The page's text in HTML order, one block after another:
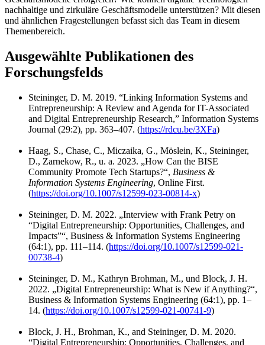
nachhaltige und zirkuläre Geschäftsmodelle unterstützen? Mit diesen
und ähnlichen Fragestellungen befasst sich das Team in diesem
Themenbereich.
Ausgewählte Publikationen des
Forschungsfelds
Steininger, D. M. 2019. “Linking Information Systems and
Entrepreneurship: A Review and Agenda for IT-Associated
and Digital Entrepreneurship Research,” Information Systems
Journal (29:2), pp. 363–407. (https://rdcu.be/3XFa)
Haag, S., Chase, C., Miczaika, G., Möslein, K., Steininger,
D., Zarnekow, R., u. a. 2023. „How Can the BISE
Community Promote Tech Startups?“, Business &
Information Systems Engineering, Online First.
(https://doi.org/10.1007/s12599-023-00814-x)
Steininger, D. M. 2022. „Interview with Frank Petry on
“Digital Entrepreneurship: Opportunities, Challenges, and
Impacts”“, Business & Information Systems Engineering
(64:1), pp. 111–114. (https://doi.org/10.1007/s12599-021-
00738-4)
Steininger, D. M., Kathryn Brohman, M., und Block, J. H.
2022. „Digital Entrepreneurship: What is New if Anything?“,
Business & Information Systems Engineering (64:1), pp. 1–
14. (https://doi.org/10.1007/s12599-021-00741-9)
Block, J. H., Brohman, K., and Steininger, D. M. 2020.
“Digital Entrepreneurship: Opportunities, Challenges, and